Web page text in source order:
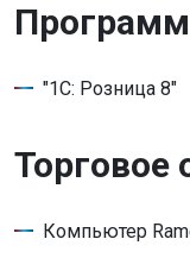
"1С: Розница 8"
Торговое
Компьютер